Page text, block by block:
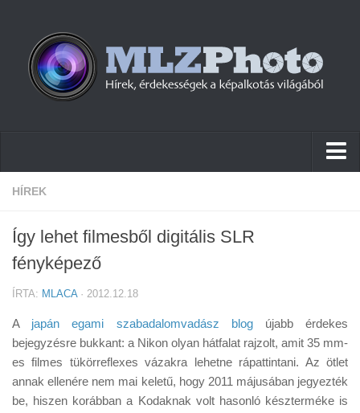
Hírek
Cikkek
Szoftver
Tudástár
Tanácsok
Érdekességek
HÍREK
Így lehet filmesből digitális SLR
fényképező
ÍRTA: MLACA· 2012.12.18
A japán egami szabadalomvadász blogújabb érdekes
bejegyzésre bukkant: a Nikon olyan hátfalat rajzolt, amit 35 mm-
es filmes tükörreflexes vázakra lehetne rápattintani. Az ötlet
annak ellenére nem mai keletű, hogy 2011 májusában jegyezték
be, hiszen korábban a Kodaknak volt hasonló készterméke is